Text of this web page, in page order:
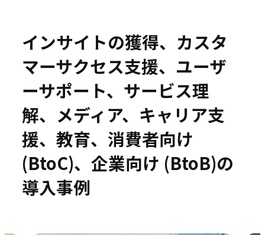
事例
お役立ち情報
インサイトの獲得、カスタ
マーサクセス支援、ユーザ
ーサポート、サービス理
解、メディア、キャリア支
援、教育、消費者向け
(BtoC)、企業向け (BtoB)の
導入事例